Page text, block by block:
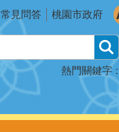
常見問答 桃園市政府
熱門關鍵字